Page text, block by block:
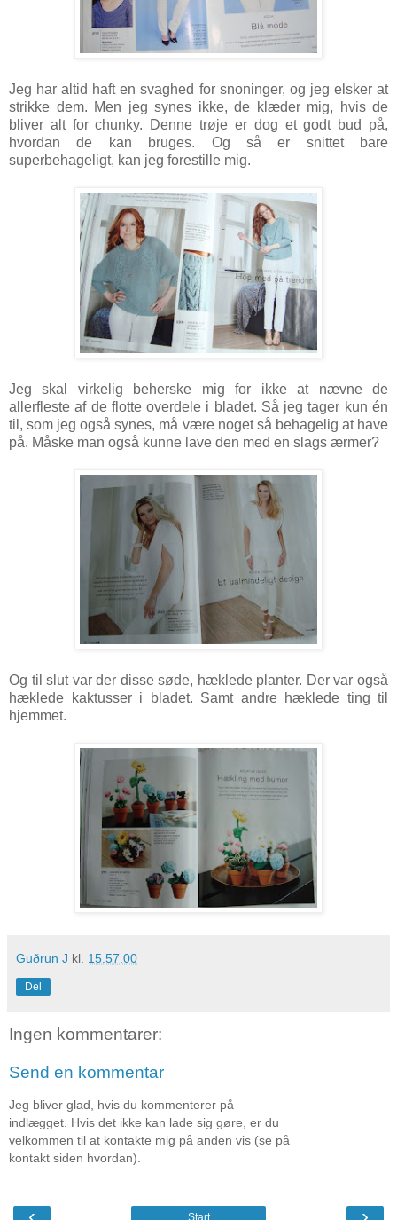
Jeg har altid haft en svaghed for snoninger, og jeg elsker at
strikke dem. Men jeg synes ikke, de klæder mig, hvis de
bliver alt for chunky. Denne trøje er dog et godt bud på,
hvordan de kan bruges. Og så er snittet bare
superbehageligt, kan jeg forestille mig.
Jeg skal virkelig beherske mig for ikke at nævne de
allerfleste af de flotte overdele i bladet. Så jeg tager kun én
til, som jeg også synes, må være noget så behagelig at have
på. Måske man også kunne lave den med en slags ærmer?
Og til slut var der disse søde, hæklede planter. Der var også
hæklede kaktusser i bladet. Samt andre hæklede ting til
hjemmet.
Guðrun J kl. 15.57.00
Del
Ingen kommentarer:
Send en kommentar
Jeg bliver glad, hvis du kommenterer på
indlægget. Hvis det ikke kan lade sig gøre, er du
velkommen til at kontakte mig på anden vis (se på
kontakt siden hvordan).